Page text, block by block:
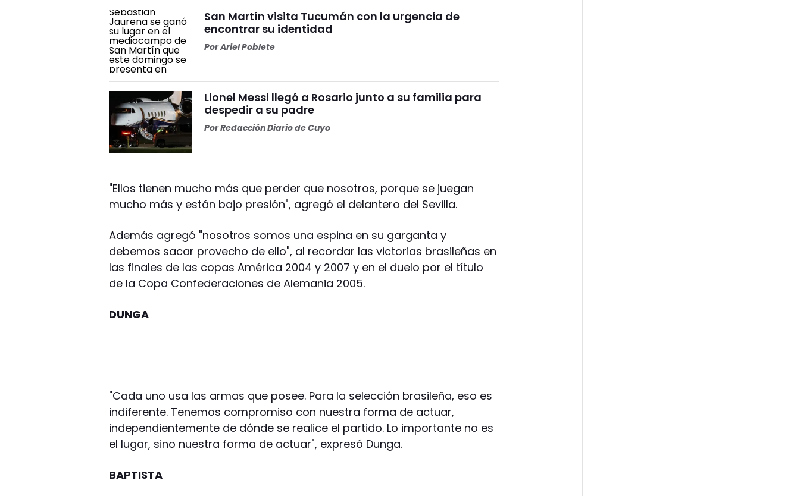
San Martín visita Tucumán con la urgencia de
encontrar su identidad
PorAriel Poblete
Lionel Messi llegó a Rosario junto a su familia para
despedir a su padre
PorRedacción Diario de Cuyo
"Ellos tienen mucho más que perder que nosotros, porque se juegan
mucho más y están bajo presión", agregó el delantero del Sevilla.
Además agregó "nosotros somos una espina en su garganta y
debemos sacar provecho de ello", al recordar las victorias brasileñas en
las finales de las copas América 2004 y 2007 y en el duelo por el título
de la Copa Confederaciones de Alemania 2005.
DUNGA
"Cada uno usa las armas que posee. Para la selección brasileña, eso es
indiferente. Tenemos compromiso con nuestra forma de actuar,
independientemente de dónde se realice el partido. Lo importante no es
el lugar, sino nuestra forma de actuar", expresó Dunga.
BAPTISTA